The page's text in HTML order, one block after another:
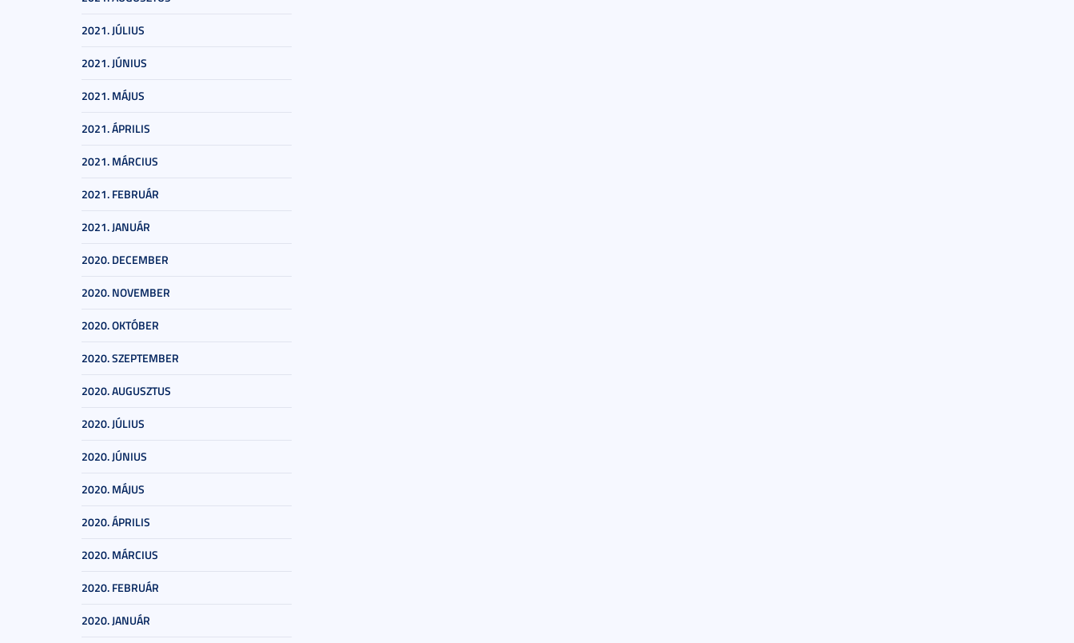
2021. JÚLIUS
2021. JÚNIUS
2021. MÁJUS
2021. ÁPRILIS
2021. MÁRCIUS
2021. FEBRUÁR
2021. JANUÁR
2020. DECEMBER
2020. NOVEMBER
2020. OKTÓBER
2020. SZEPTEMBER
2020. AUGUSZTUS
2020. JÚLIUS
2020. JÚNIUS
2020. MÁJUS
2020. ÁPRILIS
2020. MÁRCIUS
2020. FEBRUÁR
2020. JANUÁR